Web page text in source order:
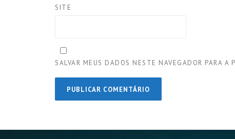
SITE
SALVAR MEUS DADOS NESTE NAVEGADOR PARA A